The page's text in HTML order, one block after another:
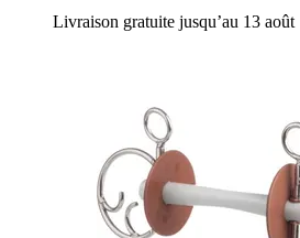
Livraison gratuite jusqu’au 13 août